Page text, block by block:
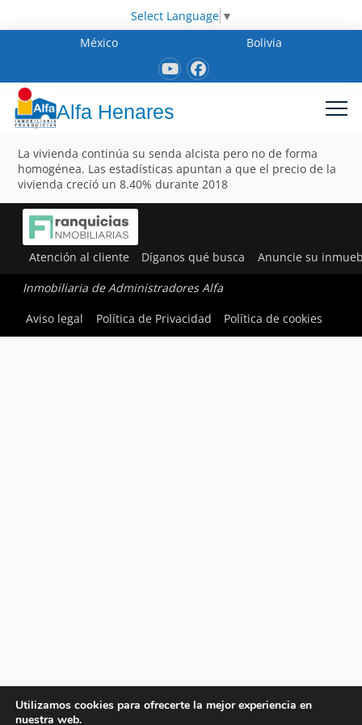
Select Language ▼
México
Bolivia
Alfa Henares
La vivienda continúa su senda alcista pero no de forma
homogénea. Las estadísticas apuntan a que el precio de la
vivienda creció un 8.40% durante 2018
Atención al cliente Díganos qué busca Anuncie su
Inmobiliaria de Administradores Alfa
Aviso legal
Política de Privacidad Política de cookies
Utilizamos cookies para ofrecerte la mejor experiencia en
nuestra web.